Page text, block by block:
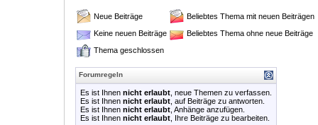
Neue Beiträge
Beliebtes Thema mit neuen Beiträgen
Keine neuen Beiträge
Beliebtes Thema ohne neue Beiträge
Thema geschlossen
Forumregeln
Es ist Ihnen nicht erlaubt , neue Themen zu verfassen.
Es ist Ihnen nicht erlaubt , auf Beiträge zu antworten.
Es ist Ihnen nicht erlaubt , Anhänge anzufügen.
Es ist Ihnen nicht erlaubt , Ihre Beiträge zu bearbeiten.